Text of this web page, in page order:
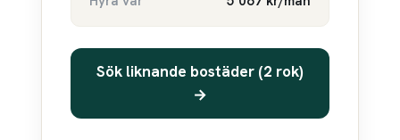
Sök liknande bostäder (2 rok)
→